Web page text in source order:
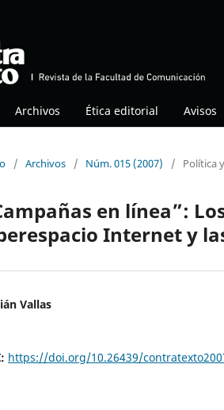
Archivos Ética editorial Avisos
/ Archivos / Núm. 015 (2007) / Política
en línea”:
Internet y
Vallas
https://doi.org/10.26439/